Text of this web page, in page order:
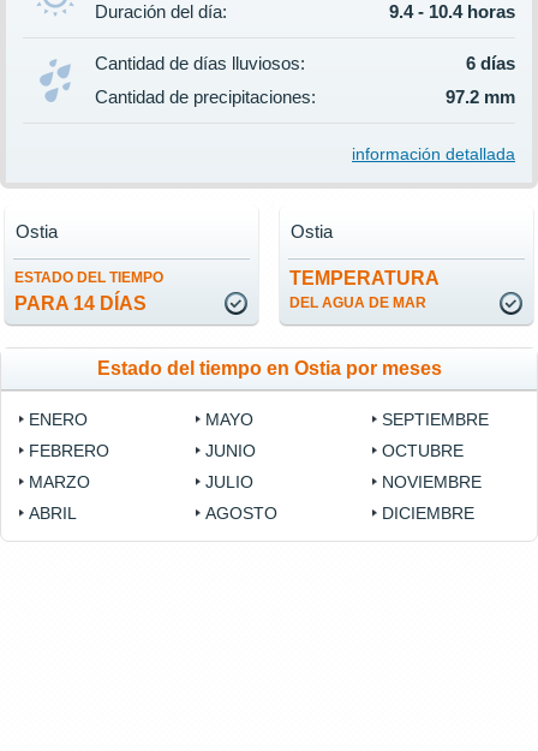
Duración del día:
9.4 - 10.4 horas
Cantidad de días lluviosos:
6 días
Cantidad de precipitaciones:
97.2 mm
información detallada
ESTADO DEL TIEMPO
PARA 14 DÍAS
Ostia
TEMPERATURA
DEL AGUA DE MAR
Ostia
Estado del tiempo en Ostia por meses
ENERO
FEBRERO
MARZO
ABRIL
MAYO
JUNIO
JULIO
AGOSTO
SEPTIEMBRE
OCTUBRE
NOVIEMBRE
DICIEMBRE